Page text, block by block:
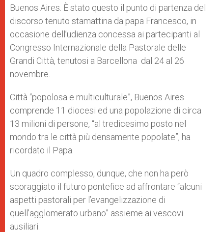
Buenos Aires. È stato questo il punto di partenza del
discorso tenuto stamattina da papa Francesco, in
occasione dell’udienza concessa ai partecipanti al
Congresso Internazionale della Pastorale delle
Grandi Città, tenutosi a Barcellona dal 24 al 26
novembre.
Città “popolosa e multiculturale”, Buenos Aires
comprende 11 diocesi ed una popolazione di circa
13 milioni di persone, “al tredicesimo posto nel
mondo tra le città più densamente popolate”, ha
ricordato il Papa.
Un quadro complesso, dunque, che non ha però
scoraggiato il futuro pontefice ad affrontare “alcuni
aspetti pastorali per l’evangelizzazione di
quell’agglomerato urbano” assieme ai vescovi
ausiliari.